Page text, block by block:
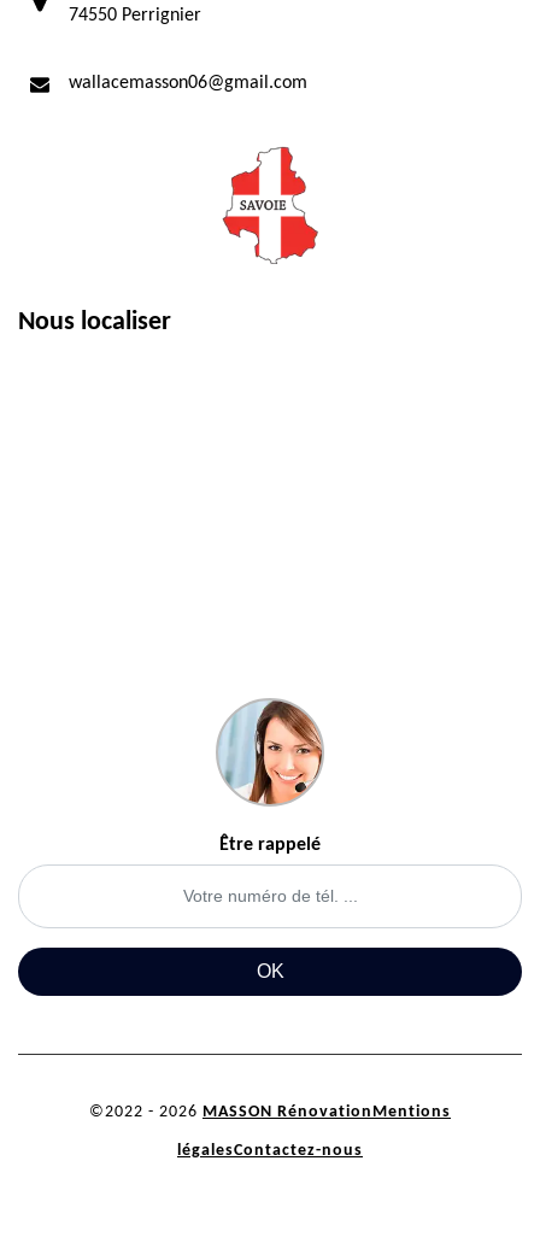
74550 Perrignier
wallacemasson06@gmail.com
Nous localiser
Être rappelé
©2022 - 2026 MASSON Rénovation Mentions
légalesContactez-nous